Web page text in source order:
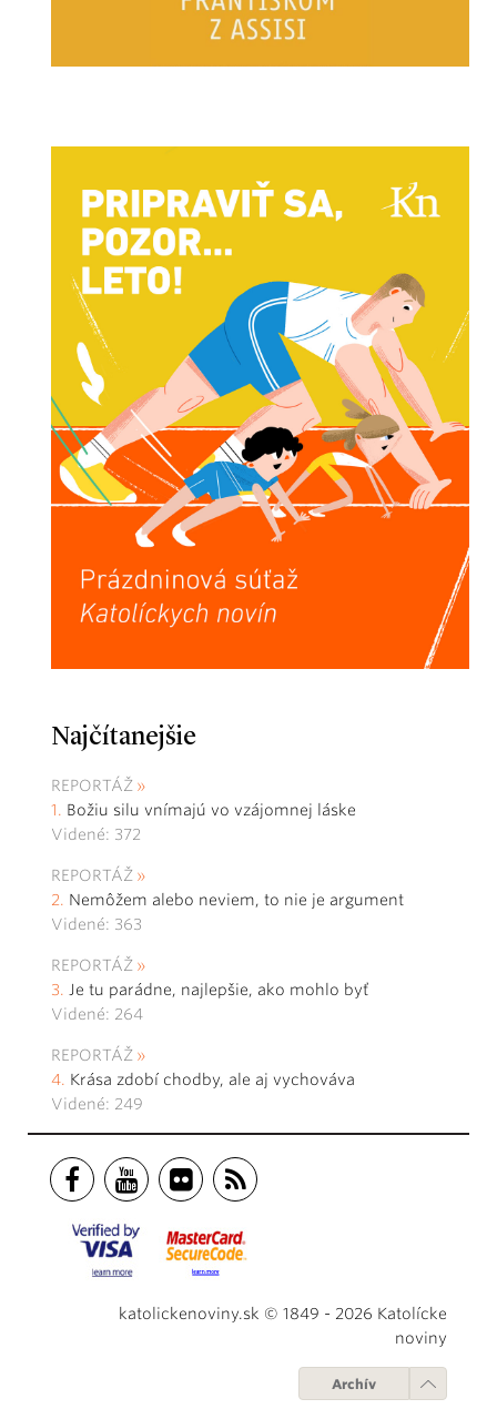
Najčítanejšie
REPORTÁŽ
Božiu silu vnímajú vo vzájomnej láske
Videné: 372
REPORTÁŽ
Nemôžem alebo neviem, to nie je argument
Videné: 363
REPORTÁŽ
Je tu parádne, najlepšie, ako mohlo byť
Videné: 264
REPORTÁŽ
Krása zdobí chodby, ale aj vychováva
Videné: 249
katolickenoviny.sk © 1849 - 2026 Katolícke
noviny
Archív